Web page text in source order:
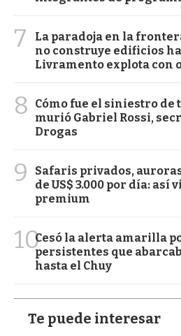
7
La paradoja en la
no construye edificios
Livramento explota con
8
Cómo fue el siniestro de
murió Gabriel Rossi,
Drogas
9
Safaris privados,
de US$ 3.000 por día: así
premium
10Cesó la alerta amarilla
persistentes que
hasta el Chuy
Te puede interesar